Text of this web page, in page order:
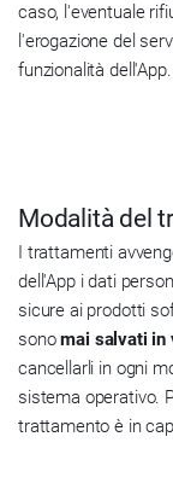
caso, l'eventuale
l'erogazione del
funzionalità dell'App.
Modalità del
I trattamenti
dell'App i dati
sicure ai prodotti
sonomai salvati in
cancellarli in ogni
sistema operativo.
trattamento è in